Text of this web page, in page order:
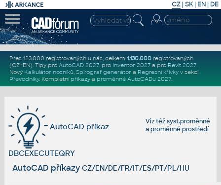
CZ | SK| EN | DE
Přes 123.000 registrovaných u nás, celkem 1.130.000registrovaných
(CZ+EN). Tipy pro AutoCAD 2027, pro Inventor 2027a pro Revit 2027.
Nový Kalkulátor nosníků, Spirograf generátor a Regresní křivkyv sekci
Převodníky. Kompletní příkazya proměnné AutoCADu 2027.
Viz téžsyst.proměnné
aproměnné prostředí
AutoCAD příkaz
DBCEXECUTEQRY
AutoCAD příkazy CZ/EN/DE/FR/IT/ES/PT/PL/HU